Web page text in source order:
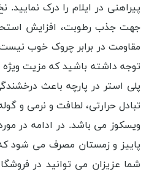
پیراهنی در ایلام را درک
جهت جذب رطوبت، افزایش
مقاومت در برابر چروک خوب
توجه داشته باشید که مزیت
پلی استر در پارچه باعث
تبادل حرارتی، لطافت و نرمی و
ویسکوز می باشد. در ادامه در
پاییز و زمستان مصرف می شود که
شما عزیزان می توانید در